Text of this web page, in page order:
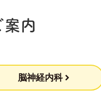
案内
脳神経内科